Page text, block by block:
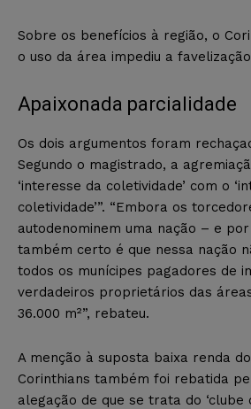
Sobre os benefícios à região, o
o uso da área impediu a
Apaixonada parcialidade
Os dois argumentos foram
Segundo o magistrado, a
‘interesse da coletividade’ com o
coletividade’”. “Embora os
autodenominem uma nação – e
também certo é que nessa nação
todos os munícipes pagadores de
verdadeiros proprietários das
36.000 m²”, rebateu.
A menção à suposta baixa renda
Corinthians também foi rebatida
alegação de que se trata do ‘clube